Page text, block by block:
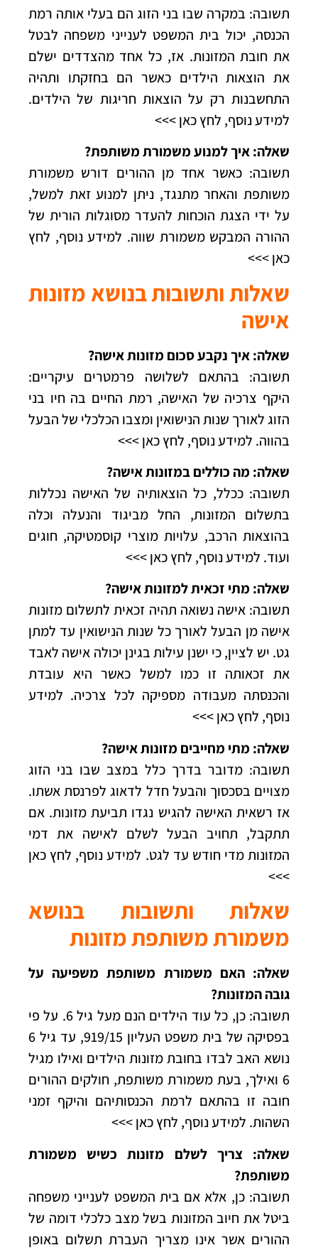
תשובה: במקרה שבו בני הזוג הם בעלי אותה רמת
הכנסה, יכול בית המשפט לענייני משפחה לבטל
את חובת המזונות. אז, כל אחד מהצדדים ישלם
את הוצאות הילדים כאשר הם בחזקתו ותהיה
התחשבנות רק על הוצאות חריגות של הילדים.
למידע נוסף, לחץ כאן >>>
שאלה: איך למנוע משמורת משותפת?
תשובה: כאשר אחד מן ההורים דורש משמורת
משותפת והאחר מתנגד, ניתן למנוע זאת למשל,
על ידי הצגת הוכחות להעדר מסוגלות הורית של
ההורה המבקש משמורת שווה. למידע נוסף, לחץ
כאן >>>
שאלות ותשובות בנושא מזונות
אישה
שאלה: איך נקבע סכום מזונות אישה?
תשובה: בהתאם לשלושה פרמטרים עיקריים:
היקף צרכיה של האישה, רמת החיים בה חיו בני
הזוג לאורך שנות הנישואין ומצבו הכלכלי של הבעל
בהווה. למידע נוסף, לחץ כאן >>>
שאלה: מה כוללים במזונות אישה?
תשובה: ככלל, כל הוצאותיה של האישה נכללות
בתשלום המזונות, החל מביגוד והנעלה וכלה
בהוצאות הרכב, עלויות מוצרי קוסמטיקה, חוגים
ועוד. למידע נוסף, לחץ כאן >>>
שאלה: מתי זכאית למזונות אישה?
תשובה: אישה נשואה תהיה זכאית לתשלום מזונות
אישה מן הבעל לאורך כל שנות הנישואין עד למתן
גט. יש לציין, כי ישנן עילות בגינן יכולה אישה לאבד
את זכאותה זו כמו למשל כאשר היא עובדת
והכנסתה מעבודה מספיקה לכל צרכיה. למידע
נוסף, לחץ כאן >>>
שאלה: מתי מחייבים מזונות אישה?
תשובה: מדובר בדרך כלל במצב שבו בני הזוג
מצויים בסכסוך והבעל חדל לדאוג לפרנסת אשתו.
אז רשאית האישה להגיש נגדו תביעת מזונות. אם
תתקבל, תחויב הבעל לשלם לאישה את דמי
המזונות מדי חודש עד לגט. למידע נוסף, לחץ כאן
>>>
שאלות ותשובות בנושא
משמורת משותפת מזונות
שאלה: האם משמורת משותפת משפיעה על
גובה המזונות?
תשובה: כן, כל עוד הילדים הנם מעל גיל 6. על פי
בפסיקה של בית משפט העליון 919/15, עד גיל 6
נושא האב לבדו בחובת מזונות הילדים ואילו מגיל
6 ואילך, בעת משמורת משותפת, חולקים ההורים
חובה זו בהתאם לרמת הכנסותיהם והיקף זמני
השהות. למידע נוסף, לחץ כאן >>>
שאלה: צריך לשלם מזונות כשיש משמורת
משותפת?
תשובה: כן, אלא אם בית המשפט לענייני משפחה
ביטל את חיוב המזונות בשל מצב כלכלי דומה של
ההורים אשר אינו מצריך העברת תשלום באופן